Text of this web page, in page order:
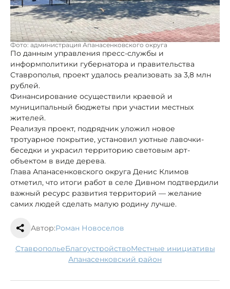
Фото: администрация Апанасенковского округа
По данным управления пресс-службы и
информполитики губернатора и правительства
Ставрополья, проект удалось реализовать за 3,8 млн
рублей.
Финансирование осуществили краевой и
муниципальный бюджеты при участии местных
жителей.
Реализуя проект, подрядчик уложил новое
тротуарное покрытие, установил уютные лавочки-
беседки и украсил территорию световым арт-
объектом в виде дерева.
Глава Апанасенковского округа Денис Климов
отметил, что итоги работ в селе Дивном подтвердили
важный ресурс развития территорий — желание
самих людей сделать малую родину лучше.
Автор:Роман Новоселов
Ставрополье благоустройство
местные инициативы
Апанасенковский район